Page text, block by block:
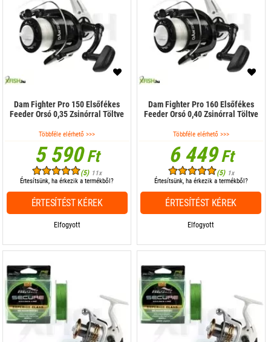
Dam Fighter Pro 150 Elsőfékes
Feeder Orsó 0,35 Zsinórral Töltve
Többféle elérhető >>>
5 590Ft
(5) 11x
Elfogyott
Értesítsünk, ha érkezik a termékből?
ÉRTESÍTÉST KÉREK
Dam Fighter Pro 160 Elsőfékes
Feeder Orsó 0,40 Zsinórral Töltve
Többféle elérhető >>>
6 449Ft
(5) 1x
Elfogyott
Értesítsünk, ha érkezik a termékből?
ÉRTESÍTÉST KÉREK